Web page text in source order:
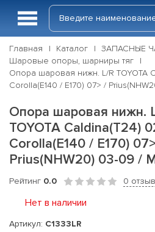
Главная Каталог ЗАПАСНЫЕ
Шаровые опоры, шарниры тяг
Опора шаровая нижн. L/R TOYOTA
Corolla(E140 / E170) 07> /
Опора шаровая нижн.
TOYOTA Caldina(T24)
Corolla(E140 / E170)
Prius(NHW20) 03-09 /
Рейтинг 0.0 0
Нет в наличии
Артикул: C1333LR